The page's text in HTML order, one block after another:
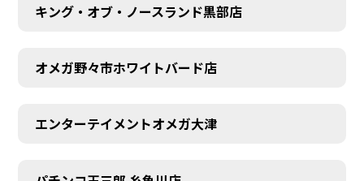
キング・オブ・ノースランド黒部店
オメガ野々市ホワイトバード店
エンターテイメントオメガ大津